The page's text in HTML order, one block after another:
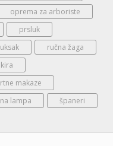
oprema za arboriste
prsluk
ručna žaga
makaze
lampa španeri